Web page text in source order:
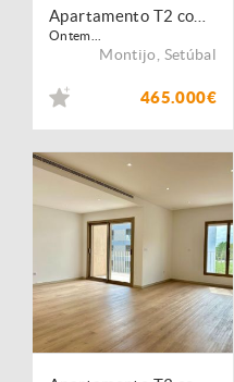
Ontem...
Montijo Setúbal
465.000€